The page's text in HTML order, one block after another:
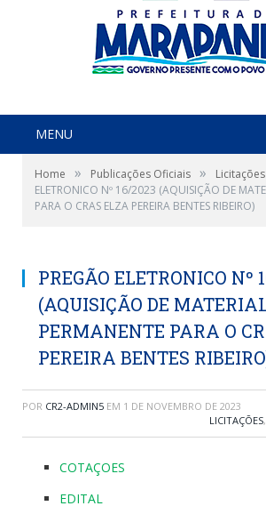
MENU
Home » Publicações Oficiais » Licitações
ELETRONICO Nº 16/2023 (AQUISIÇÃO DE
PARA O CRAS ELZA PEREIRA BENTES RIBEIRO)
PREGÃO ELETRONICO Nº
(AQUISIÇÃO DE
PERMANENTE PARA O
PEREIRA BENTES
POR CR2-ADMIN5 EM 1 DE NOVEMBRO DE 2023
LICITAÇÕES,
COTAÇOES
EDITAL